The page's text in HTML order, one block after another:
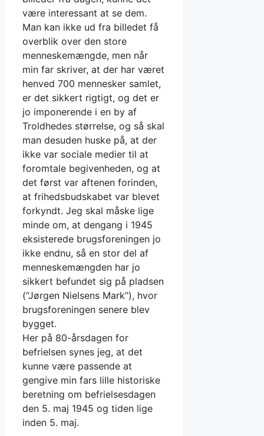
være interessant at se dem.
Man kan ikke ud fra billedet få
overblik over den store
menneskemængde, men når
min far skriver, at der har været
henved 700 mennesker samlet,
er det sikkert rigtigt, og det er
jo imponerende i en by af
Troldhedes størrelse, og så skal
man desuden huske på, at der
ikke var sociale medier til at
foromtale begivenheden, og at
det først var aftenen forinden,
at frihedsbudskabet var blevet
forkyndt. Jeg skal måske lige
minde om, at dengang i 1945
eksisterede brugsforeningen jo
ikke endnu, så en stor del af
menneskemængden har jo
sikkert befundet sig på pladsen
(“Jørgen Nielsens Mark”), hvor
brugsforeningen senere blev
bygget.
Her på 80-årsdagen for
befrielsen synes jeg, at det
kunne være passende at
gengive min fars lille historiske
beretning om befrielsesdagen
den 5. maj 1945 og tiden lige
inden 5. maj.